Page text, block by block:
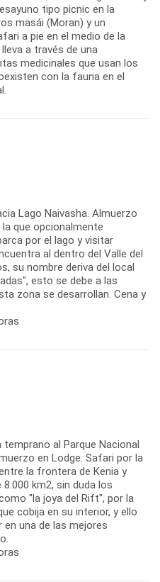
tipo picnic en la
masái (Moran) y un
a pie en el medio de la
a través de una
medicinales que usan los
con la fauna en el
Lago Naivasha. Almuerzo
que opcionalmente
por el lago y visitar
al dentro del Valle del
su nombre deriva del local
esto se debe a las
zona se desarrollan. Cena y
al Parque Nacional
en Lodge. Safari por la
la frontera de Kenia y
km2, sin duda los
"la joya del Rift", por la
cobija en su interior, y ello
una de las mejores